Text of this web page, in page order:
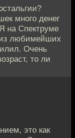
много денег
на Спектруме
из любимейших
Очень
то ли
это как